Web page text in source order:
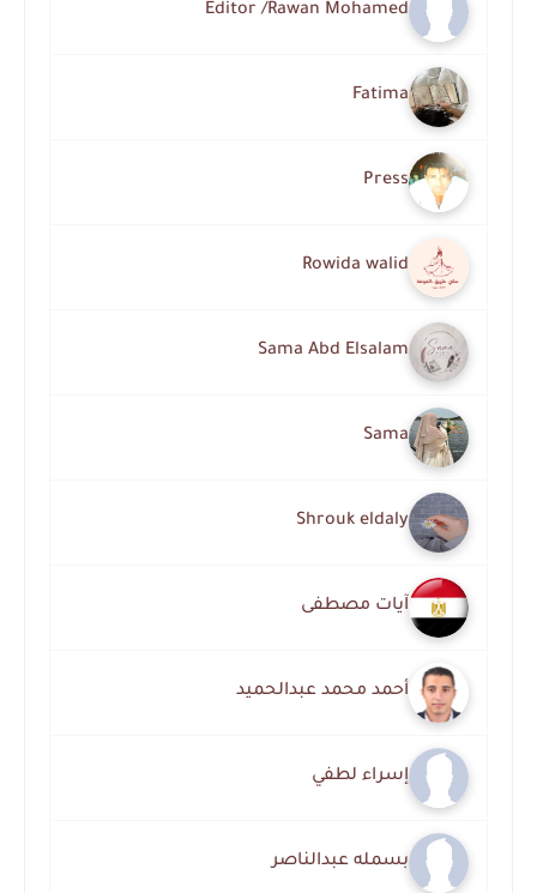
Editor /Rawan Mohamed
Fatima
Press
Rowida walid
Sama Abd Elsalam
Sama
Shrouk eldaly
آيات مصطفى
أحمد محمد عبدالحميد
إسراء لطفي
بسمله عبدالناصر